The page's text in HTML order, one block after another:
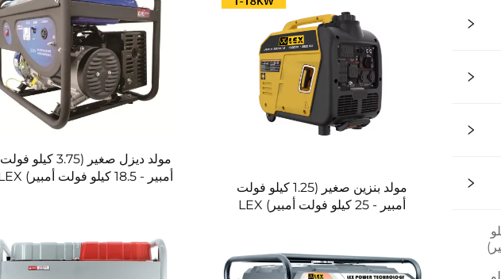
(3.75 كيلو
(1.25 كيلو
مولد بنزين صغير (1.25 كيلو فولت
أمبير - 25 كيلو فولت أمبير) LEX
مولد ديزل صغير (3.75 كيلو فولت
أمبير - 18.5 كيلو فولت أمبير) LEX